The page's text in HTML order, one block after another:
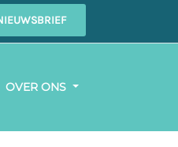
OVER ONS